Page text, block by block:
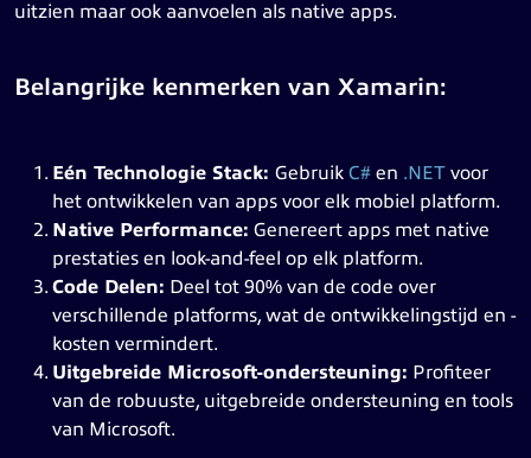
uitzien maar ook aanvoelen als native apps.
Belangrijke kenmerken van Xamarin:
Eén Technologie Stack: Gebruik C# en .NET voor
het ontwikkelen van apps voor elk mobiel platform.
Native Performance: Genereert apps met native
prestaties en look-and-feel op elk platform.
Code Delen: Deel tot 90% van de code over
verschillende platforms, wat de ontwikkelingstijd en -
kosten vermindert.
Uitgebreide Microsoft-ondersteuning: Profiteer
van de robuuste, uitgebreide ondersteuning en tools
van Microsoft.